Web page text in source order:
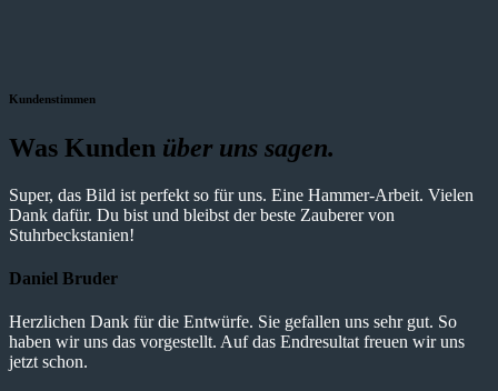
Kundenstimmen
Was Kunden über uns sagen.
Super, das Bild ist perfekt so für uns. Eine Hammer-Arbeit. Vielen
Dank dafür. Du bist und bleibst der beste Zauberer von
Stuhrbeckstanien!
Daniel Bruder
Herzlichen Dank für die Entwürfe. Sie gefallen uns sehr gut. So
haben wir uns das vorgestellt. Auf das Endresultat freuen wir uns
jetzt schon.